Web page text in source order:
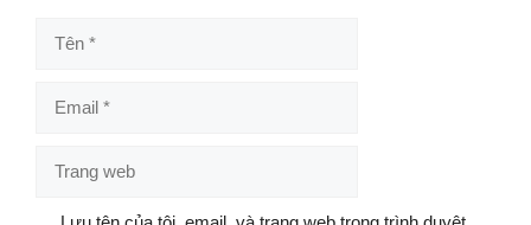
web